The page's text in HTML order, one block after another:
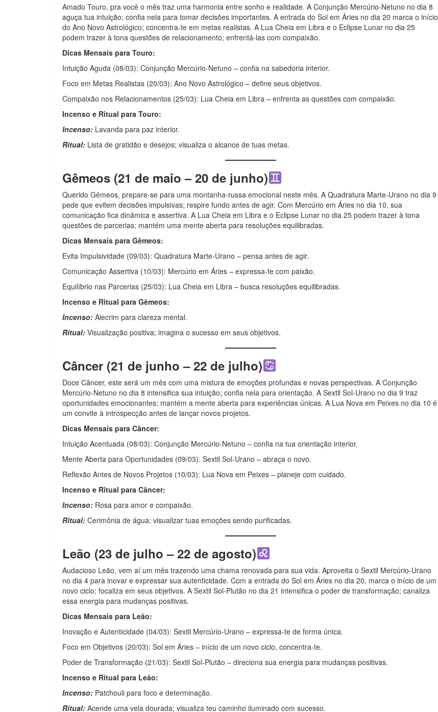
Amado Touro, pra você o mês traz uma harmonia entre sonho e realidade. A Conjunção Mercúrio-Netuno no dia 8
aguça tua intuição; confia nela para tomar decisões importantes. A entrada do Sol em Áries no dia 20 marca o início
do Ano Novo Astrológico; concentra-te em metas realistas. A Lua Cheia em Libra e o Eclipse Lunar no dia 25
podem trazer à tona questões de relacionamento; enfrentá-las com compaixão.
Dicas Mensais para Touro:
Intuição Aguda (08/03): Conjunção Mercúrio-Netuno – confia na sabedoria interior.
Foco em Metas Realistas (20/03): Ano Novo Astrológico – define seus objetivos.
Compaixão nos Relacionamentos (25/03): Lua Cheia em Libra – enfrenta as questões com compaixão.
Incenso e Ritual para Touro:
Incenso: Lavanda para paz interior.
Ritual: Lista de gratidão e desejos; visualiza o alcance de tuas metas.
Gêmeos (21 de maio – 20 de junho)
Querido Gêmeos, prepare-se para uma montanha-russa emocional neste mês. A Quadratura Marte-Urano no dia 9
pede que evitem decisões impulsivas; respire fundo antes de agir. Com Mercúrio em Áries no dia 10, sua
comunicação fica dinâmica e assertiva. A Lua Cheia em Libra e o Eclipse Lunar no dia 25 podem trazer à tona
questões de parcerias; mantém uma mente aberta para resoluções equilibradas.
Dicas Mensais para Gêmeos:
Evita Impulsividade (09/03): Quadratura Marte-Urano – pensa antes de agir.
Comunicação Assertiva (10/03): Mercúrio em Áries – expressa-te com paixão.
Equilíbrio nas Parcerias (25/03): Lua Cheia em Libra – busca resoluções equilibradas.
Incenso e Ritual para Gêmeos:
Incenso: Alecrim para clareza mental.
Ritual: Visualização positiva; imagina o sucesso em seus objetivos.
Câncer (21 de junho – 22 de julho)
Doce Câncer, este será um mês com uma mistura de emoções profundas e novas perspectivas. A Conjunção
Mercúrio-Netuno no dia 8 intensifica sua intuição; confia nela para orientação. A Sextil Sol-Urano no dia 9 traz
oportunidades emocionantes; mantém a mente aberta para experiências únicas. A Lua Nova em Peixes no dia 10 é
um convite à introspecção antes de lançar novos projetos.
Dicas Mensais para Câncer:
Intuição Acentuada (08/03): Conjunção Mercúrio-Netuno – confia na tua orientação interior.
Mente Aberta para Oportunidades (09/03): Sextil Sol-Urano – abraça o novo.
Reflexão Antes de Novos Projetos (10/03): Lua Nova em Peixes – planeje com cuidado.
Incenso e Ritual para Câncer:
Incenso: Rosa para amor e compaixão.
Ritual: Cerimônia de água; visualizar tuas emoções sendo purificadas.
Leão (23 de julho – 22 de agosto)
Audacioso Leão, vem aí um mês trazendo uma chama renovada para sua vida. Aproveita o Sextil Mercúrio-Urano
no dia 4 para inovar e expressar sua autenticidade. Com a entrada do Sol em Áries no dia 20, marca o início de um
novo ciclo; focaliza em seus objetivos. A Sextil Sol-Plutão no dia 21 intensifica o poder de transformação; canaliza
essa energia para mudanças positivas.
Dicas Mensais para Leão:
Inovação e Autenticidade (04/03): Sextil Mercúrio-Urano – expressa-te de forma única.
Foco em Objetivos (20/03): Sol em Áries – início de um novo ciclo, concentra-te.
Poder de Transformação (21/03): Sextil Sol-Plutão – direciona sua energia para mudanças positivas.
Incenso e Ritual para Leão:
Incenso: Patchouli para foco e determinação.
Ritual: Acende uma vela dourada; visualiza teu caminho iluminado com sucesso.